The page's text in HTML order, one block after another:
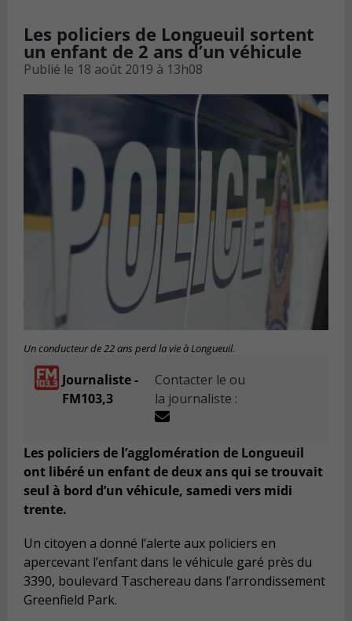
Les policiers de Longueuil sortent
un enfant de 2 ans d’un véhicule
Publié le 18 août 2019 à 13h08
Un conducteur de 22 ans perd la vie à Longueuil.
Journaliste -
FM103,3
Contacter le ou
la journaliste :
Les policiers de l’agglomération de Longueuil
ont libéré un enfant de deux ans qui se trouvait
seul à bord d’un véhicule, samedi vers midi
trente.
Un citoyen a donné l’alerte aux policiers en
apercevant l’enfant dans le véhicule garé près du
3390, boulevard Taschereau dans l’arrondissement
Greenfield Park.